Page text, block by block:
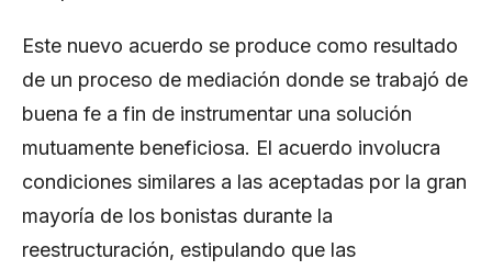
Este nuevo acuerdo se produce como resultado
de un proceso de mediación donde se trabajó de
buena fe a fin de instrumentar una solución
mutuamente beneficiosa. El acuerdo involucra
condiciones similares a las aceptadas por la gran
mayoría de los bonistas durante la
reestructuración, estipulando que las